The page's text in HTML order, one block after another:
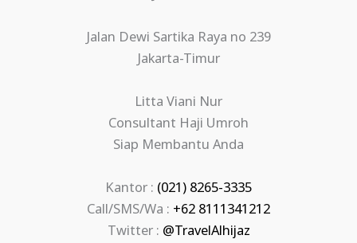
Jalan Dewi Sartika Raya no 239
Jakarta-Timur
Litta Viani Nur
Consultant Haji Umroh
Siap Membantu Anda
Kantor : (021) 8265-3335
Call/SMS/Wa : +62 8111341212
Twitter : @TravelAlhijaz